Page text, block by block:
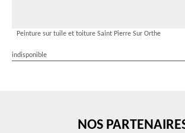
Peinture sur tuile et toiture Saint Pierre Sur Orthe
indisponible
NOS